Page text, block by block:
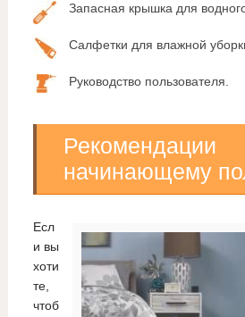
Запасная крышка для
Салфетки для влажной
Руководство пользователя.
Рекомендации
начинающему
Есл
и вы
хоти
те,
чтоб